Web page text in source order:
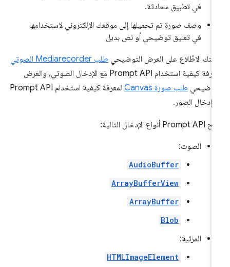
في تطبيق محادثة.
وصف صورة تم تحميلها إلى موقعك الإلكتروني لاستخدامها
في تعليق توضيحي أو نص بديل
الاطّلاع على العرض التوضيحيطلب Mediarecorder الصوتي
لمعرفة كيفية استخدام Prompt API مع الإدخال الصوتي، والعرض
طلب صورة Canvas
لمعرفة كيفية استخدام Prompt API
إدخال الصور.
الصوت:
AudioBuffer
ArrayBufferView
ArrayBuffer
Blob
المرئية:
HTMLImageElement